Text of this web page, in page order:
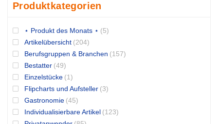
Produktkategorien
⋆ Produkt des Monats ⋆ (5)
Artikelübersicht (204)
Berufsgruppen & Branchen (157)
Bestatter (49)
Einzelstücke (1)
Flipcharts und Aufsteller (3)
Gastronomie (45)
Individualisierbare Artikel (123)